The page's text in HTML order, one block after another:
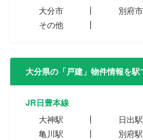
大分市
別府市
その他
大分県の「戸建」物件情報を駅
JR日豊本線
大神駅
日出駅
亀川駅
別府駅